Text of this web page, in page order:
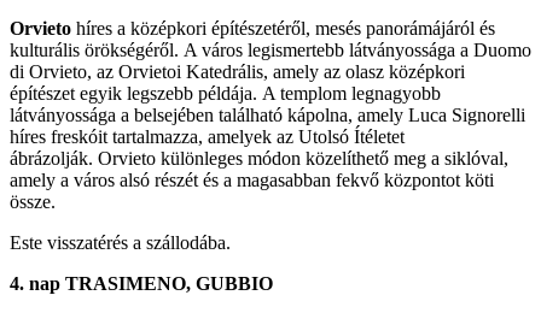
Orvieto híres a középkori építészetéről, mesés panorámájáról és
kulturális örökségéről. A város legismertebb látványossága a Duomo
di Orvieto, az Orvietoi Katedrális, amely az olasz középkori
építészet egyik legszebb példája. A templom legnagyobb
látványossága a belsejében található kápolna, amely Luca Signorelli
híres freskóit tartalmazza, amelyek az Utolsó Ítéletet
ábrázolják. Orvieto különleges módon közelíthető meg a siklóval,
amely a város alsó részét és a magasabban fekvő központot köti
össze.
Este visszatérés a szállodába.
4. nap TRASIMENO, GUBBIO